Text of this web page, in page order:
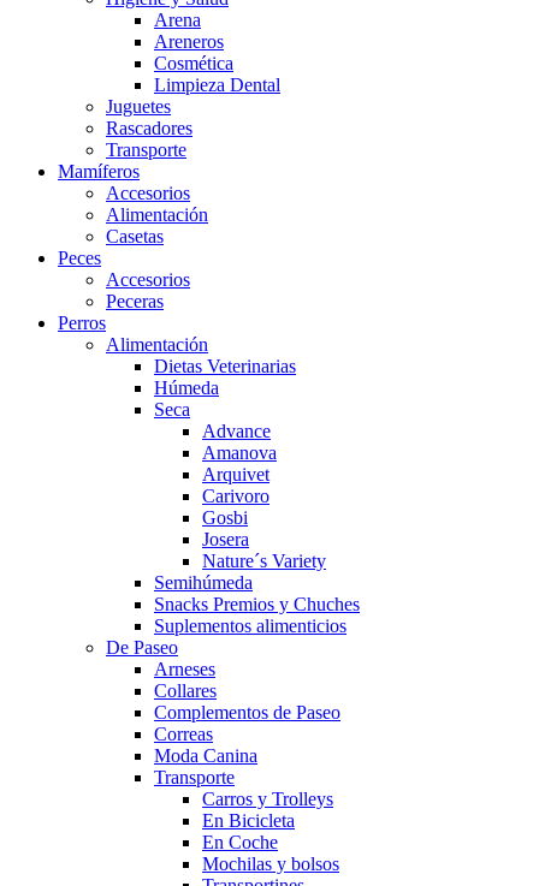
Arena
Areneros
Cosmética
Limpieza Dental
Juguetes
Rascadores
Transporte
Mamíferos
Accesorios
Alimentación
Casetas
Peces
Accesorios
Peceras
Perros
Alimentación
Dietas Veterinarias
Húmeda
Seca
Advance
Amanova
Arquivet
Carivoro
Gosbi
Josera
Nature´s Variety
Semihúmeda
Snacks Premios y Chuches
Suplementos alimenticios
De Paseo
Arneses
Collares
Complementos de Paseo
Correas
Moda Canina
Transporte
Carros y Trolleys
En Bicicleta
En Coche
Mochilas y bolsos